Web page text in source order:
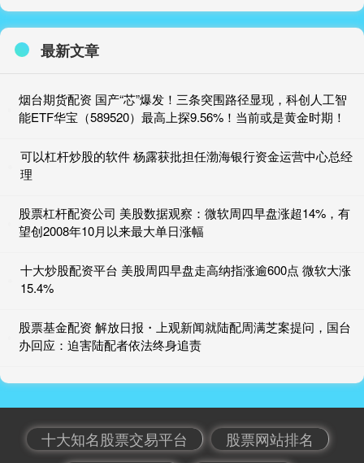
最新文章
烟台期货配资 国产“芯”爆发！三条突围路径显现，科创人工智
能ETF华宝（589520）最高上探9.56%！当前或是黄金时期！
可以杠杆炒股的软件 杨露获批担任渤海银行资金运营中心总经
理
股票杠杆配资公司 美股数据观察：微软周四早盘涨超14%，有
望创2008年10月以来最大单日涨幅
十大炒股配资平台 美股周四早盘走高纳指涨逾600点 微软大涨
15.4%
股票基金配资 解放日报・上观新闻就陆配周满芝案提问，国台
办回应：迫害陆配者依法终身追责
十大知名股票交易平台
股票网站排名